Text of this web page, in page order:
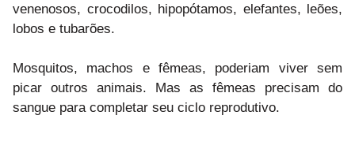
venenosos, crocodilos, hipopótamos, elefantes, leões,
lobos e tubarões.⁠
Mosquitos, machos e fêmeas, poderiam viver sem
picar outros animais. Mas as fêmeas precisam do
sangue para completar seu ciclo reprodutivo.⁠